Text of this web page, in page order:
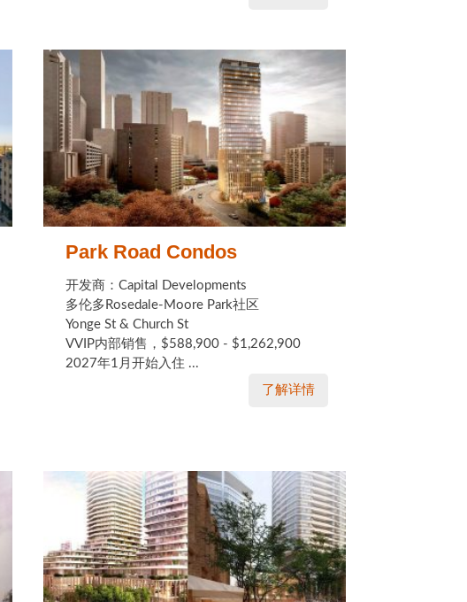
Park Road Condos
开发商：Capital Developments
多伦多Rosedale-Moore Park社区
Yonge St & Church St
VVIP内部销售，$588,900 - $1,262,900
2027年1月开始入住 ...
了解详情